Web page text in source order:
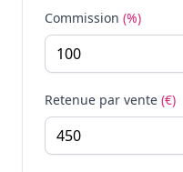
Commission (%)
Retenue par vente (€)